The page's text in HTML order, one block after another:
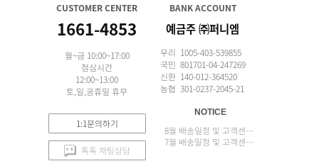
CUSTOMER CENTER
1661-4853
월~금 10:00~17:00
점심시간
12:00~13:00
토,일,공휴일 휴무
1:1문의하기
톡톡 채팅상담
BANK ACCOUNT
예금주 ㈜퍼니엠
우리 1005-403-539855
국민 801701-04-247269
신한 140-012-364520
농협 301-0237-2045-21
NOTICE
8월 배송일정 및 고객센터 업무 안내
7월 배송일정 및 고객센터 업무 안내